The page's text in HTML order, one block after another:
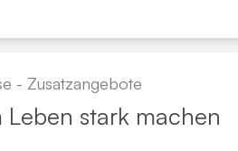
- Zusatzangebote
stark machen